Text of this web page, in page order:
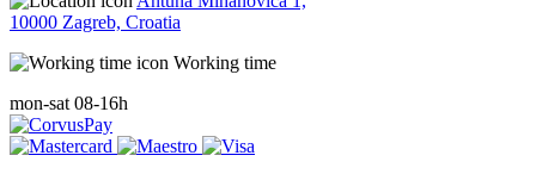
10000 Zagreb, Croatia
Working time
mon-sat 08-16h